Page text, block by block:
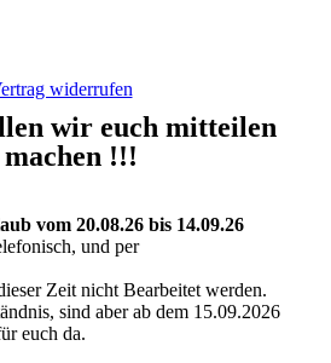
widerrufen
wir euch mitteilen
!!!
vom 20.08.26 bis 14.09.26
und per
Zeit nicht Bearbeitet werden.
sind aber ab dem 15.09.2026
euch da.